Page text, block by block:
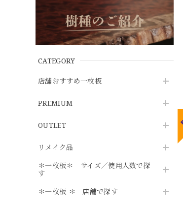
CATEGORY
店舗おすすめ一枚板
PREMIUM
OUTLET
リメイク品
＊一枚板＊ サイズ／使用人数で探
す
＊一枚板 ＊ 店舗で探す